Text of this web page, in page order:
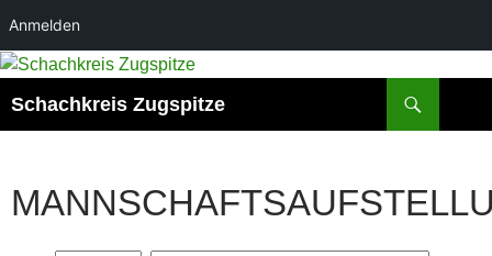
Anmelden
Zum
springen
Schachkreis Zugspitze